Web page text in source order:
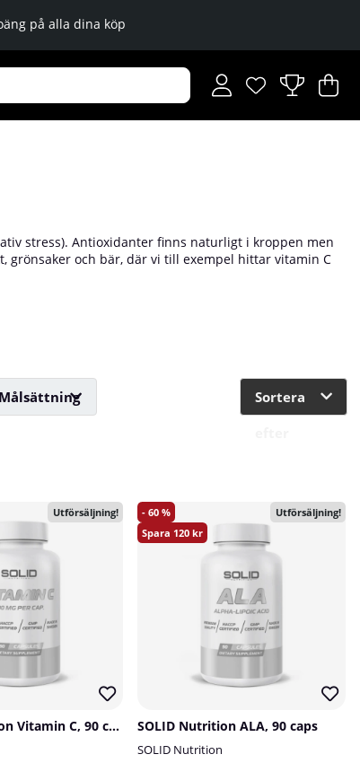
på alla dina köp
Önskelista
Antal i
.
.
stress). Antioxidanter finns naturligt i kroppen men
grönsaker och bär, där vi till exempel hittar vitamin C
Målsättning
Sortera
Utförsäljning!
SOLID Nutrition Vitamin C, 90 caps
60
120
Utförsäljning!
SOLID Nutrition ALA, 90 caps
SOLID Nutrition